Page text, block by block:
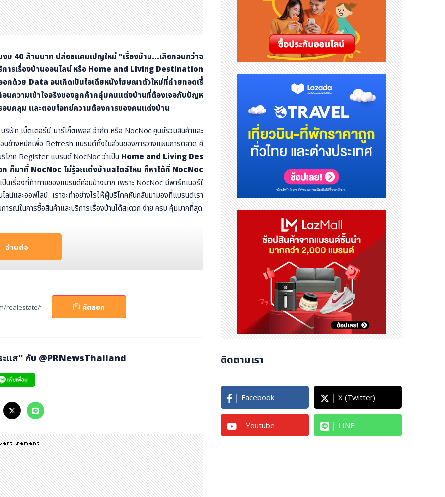
บ 40 ล้านบาท ปล่อยแคมเปญใหม่ "เรื่องบ้าน...เลือกจนกว่าจ
ารเรื่องบ้านออนไลน์ หรือ Home and Living Destination
ด้วย Data จนเกิดเป็นไอเดียหนังโฆษณาตัวใหม่ที่ถ่ายทอดเรื่
นความเข้าใจจริงของลูกค้ากลุ่มคนแต่งบ้านที่ต้องเจอกับปัญห
บคลุม และตอบโจทย์ความต้องการของคนแต่งบ้าน
ริษัท เบ็ตเตอร์บี มาร์เก็ตเพลส จำกัด หรือ NocNoc ศูนย์รวมสินค้าและ
นข้างหนักเพื่อ Refresh แบรนด์ทั้งในส่วนของการวางแผนการตลาด ศึ
โภค Register แบรนด์ NocNoc ว่าเป็น Home and Living Des
ก็มาที่ NocNoc ไม่รู้จะแต่งบ้านสไตล์ไหน ก็หาได้ที่ NocNoc
นเรื่องที่ท้าทายของแบรนด์ค่อนข้างมาก เพราะ NocNoc มีพาร์ทเนอร์ใ
น์และออฟไลน์ เราจะทำอย่างไรให้ผู้บริโภคหันกลับมามองที่แบรนด์เรา
ารณ์ในการซื้อสินค้าและบริการเรื่องบ้านได้สะดวก ง่าย ครบ คุ้มมากที่สุด
า ภายใต้คอนเซปต์"เรื่องบ้าน..เลือกจนกว่าจะชอบ ที่ NocNoc"
เรื่องบ้าน ที่บางครั้งได้สินค้าไม่ตรงตามสไตล์ที่คิดไว้ สินค้ามีให้เลือกไ
แต่งบ้านเป็นเรื่องที่ละเอียดอ่อน จึงจำเป็นต้องเลือกมากเป็นพิเศษ แต่
า วัสดุก่อสร้าง แม้ว่าจะเตรียมข้อมูลดีมากแค่ไหน แต่บางสถานการณ์หรื
ะชอบ ที่ NocNoc"นั้นเป็นการถ่ายทอดเรื่องราวผ่านหนังโฆษณา 2 ซี
นคือเลือกสินค้าได้เยอะกว่า500,000 รายการ, เลือกได้ตรงสไต
รแต่งบ้าน และเฟอร์นิเจอร์ที่ใช่ ผ่านลูกค้าชายที่เข้าไปหาซื้อโซฟาในร้า
ให้บ้านดูแพงขึ้นมาทันที ทำให้ลูกค้าชายเลือกซื้อโซฟากลับมาไว้ที่บ้าน แ
ย ทำให้เขาต้องปวดหัวกับโซฟาและของแถมที่ได้รับมา สะท้อนถึงความชอ
ช่วยเลือกสินค้าได้ตามสไตล์คุณ และมีสินค้าเรื่องบ้านให้เลือกกว่า 50
ยาก
อ่านต่อ
คัดลอก
ะแส" กับ @PRNewsThailand ติดตามเรา
Facebook X (Twitter)
Youtube LINE